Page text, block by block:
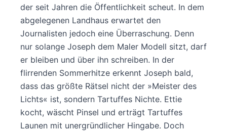
der seit Jahren die Öffentlichkeit scheut. In dem
abgelegenen Landhaus erwartet den
Journalisten jedoch eine Überraschung. Denn
nur solange Joseph dem Maler Modell sitzt, darf
er bleiben und über ihn schreiben. In der
flirrenden Sommerhitze erkennt Joseph bald,
dass das größte Rätsel nicht der »Meister des
Lichts« ist, sondern Tartuffes Nichte. Ettie
kocht, wäscht Pinsel und erträgt Tartuffes
Launen mit unergründlicher Hingabe. Doch